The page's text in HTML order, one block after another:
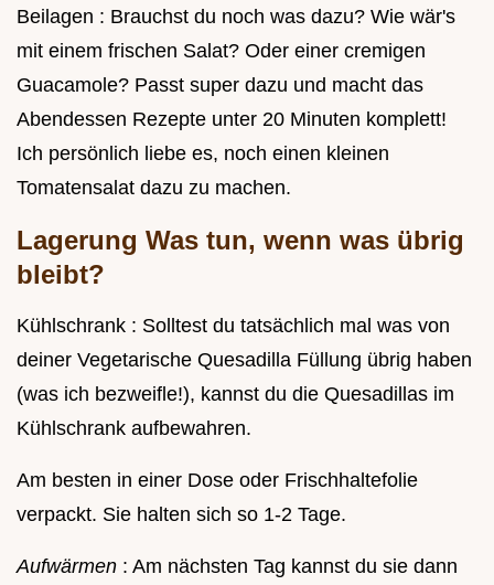
Beilagen : Brauchst du noch was dazu? Wie wär's
mit einem frischen Salat? Oder einer cremigen
Guacamole? Passt super dazu und macht das
Abendessen Rezepte unter 20 Minuten komplett!
Ich persönlich liebe es, noch einen kleinen
Tomatensalat dazu zu machen.
Lagerung Was tun, wenn was übrig
bleibt?
Kühlschrank : Solltest du tatsächlich mal was von
deiner Vegetarische Quesadilla Füllung übrig haben
(was ich bezweifle!), kannst du die Quesadillas im
Kühlschrank aufbewahren.
Am besten in einer Dose oder Frischhaltefolie
verpackt. Sie halten sich so 1-2 Tage.
Aufwärmen : Am nächsten Tag kannst du sie dann